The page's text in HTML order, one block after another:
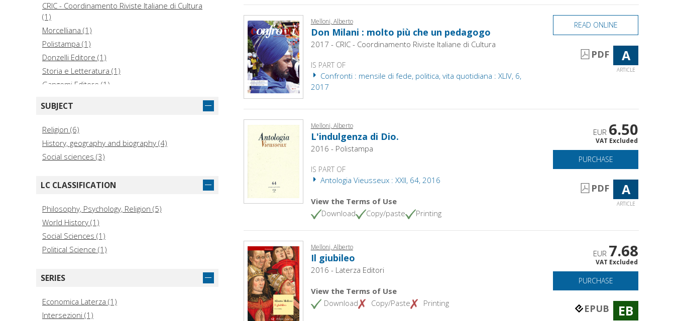
CRIC - Coordinamento Riviste Italiane di Cultura
(1)
Morcelliana (1)
Polistampa (1)
Donzelli Editore (1)
Storia e Letteratura (1)
Gangemi Editore (1)
SUBJECT
Religion (6)
History, geography and biography (4)
Social sciences (3)
LC CLASSIFICATION
Philosophy, Psychology, Religion (5)
World History (1)
Social Sciences (1)
Political Science (1)
SERIES
Economica Laterza (1)
Intersezioni (1)
Melloni, Alberto
Don Milani : molto più che un pedagogo
2017 - CRIC - Coordinamento Riviste Italiane di Cultura
IS PART OF
Confronti : mensile di fede, politica, vita quotidiana : XLIV, 6,
2017
READ ONLINE
PDF A
ARTICLE
Melloni, Alberto
L'indulgenza di Dio.
2016 - Polistampa
IS PART OF
Antologia Vieusseux : XXII, 64, 2016
View the Terms of Use
Download
Copy/paste Printing
EUR 6.50
VAT Excluded
PURCHASE
PDF A
ARTICLE
Melloni, Alberto
Il giubileo
2016 - Laterza Editori
View the Terms of Use
Download
Copy/Paste Printing
EUR 7.68
VAT Excluded
PURCHASE
EPUB EB